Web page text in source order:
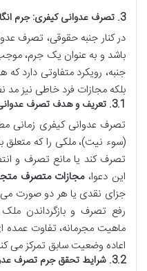
3. تصرف عدوانی کیفری: جرم انگاری، ارکان و مجازات
در کنار جنبه حقوقی، تصرف
باشد و به عنوان یک جرم،
جنبه، رویکرد متفاوتی دارد
بلکه مجازات فرد خاطی نیز مد
3.1. تعریف و هدف تصرف عدوانی کیفری
تصرف عدوانی کیفری زمانی
(سوء نیت)، ملکی را که متعلق
تصرف کند یا مانع تصرف و
این دعوا،مجازات متصرف
جزای نقدی یا هر دو صورت می
رفع تصرف و بازگرداندن
ماهیت مجرمانه، تفاوت عمده
اعاده وضعیت سابق تمرکز می
3.2. شرایط تحقق جرم تصرف عدوانی کیفری